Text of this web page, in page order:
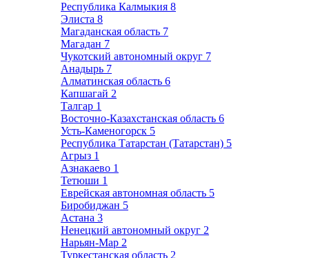
Республика Калмыкия 8
Элиста 8
Магаданская область 7
Магадан 7
Чукотский автономный округ 7
Анадырь 7
Алматинская область 6
Капшагай 2
Талгар 1
Восточно-Казахстанская область 6
Усть-Каменогорск 5
Республика Татарстан (Татарстан) 5
Агрыз 1
Азнакаево 1
Тетюши 1
Еврейская автономная область 5
Биробиджан 5
Астана 3
Ненецкий автономный округ 2
Нарьян-Мар 2
Туркестанская область 2